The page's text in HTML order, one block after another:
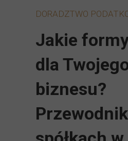
DORADZTWO
Jakie
dla
biznesu?